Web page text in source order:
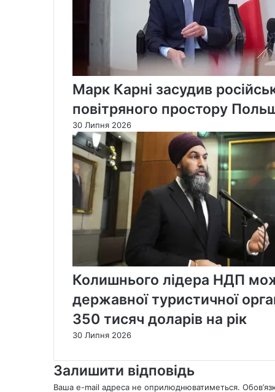
Марк Карні засудив
повітряного простору
30 Липня 2026
Колишнього лідера НДП
державної туристичної
350 тисяч доларів на рік
30 Липня 2026
Залишити відповідь
Ваша e-mail адреса не оприлюднюватиметься.